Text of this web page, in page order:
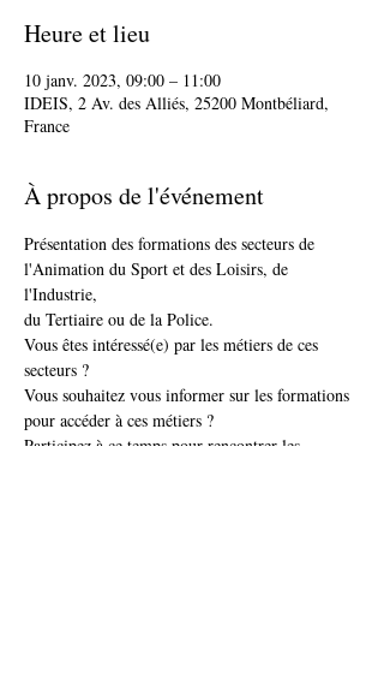
Heure et lieu
10 janv. 2023, 09:00 – 11:00
IDEIS, 2 Av. des Alliés, 25200 Montbéliard,
France
À propos de l'événement
Présentation des formations des secteurs de
l'Animation du Sport et des Loisirs, de
l'Industrie,
du Tertiaire ou de la Police.
Vous êtes intéressé(e) par les métiers de ces
secteurs ?
Vous souhaitez vous informer sur les formations
pour accéder à ces métiers ?
Participez à ce temps pour rencontrer les